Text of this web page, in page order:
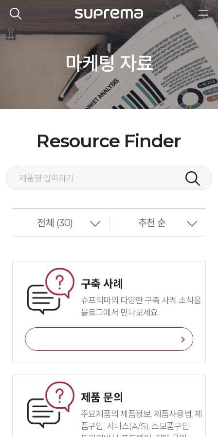
마케팅 자료
Resource Finder
구축 사례
슈프리마의 다양한 구축 사례 소식을
블로그에서 만나보세요.
제품 문의
주요제품의 제품정보, 제품사용법, 제
품구입, 서비스(A/S), 소모품구입,